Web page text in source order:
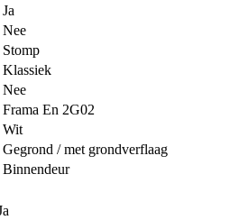
Ja
Nee
Stomp
Klassiek
Nee
Frama En 2G02
Wit
Gegrond / met grondverflaag
Binnendeur